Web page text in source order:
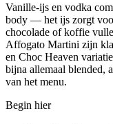
Vanille-ijs en vodka
body — het ijs zorgt
chocolade of koffie
Affogato Martini zijn
en Choc Heaven
bijna allemaal blended,
van het menu.
Begin hier